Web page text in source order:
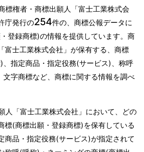
標権者・商標出願人「富士工業株式会
庁発行の254件の、商標公報データに
登録商標)の情報を提供しています。商
富士工業株式会社」が保有する、商標
、指定商品・指定役務(サービス)、称呼
字商標など、商標に関する情報を調べ
人「富士工業株式会社」において、どの
標(商標出願・登録商標)を保有している
商品・指定役務(サービス)が指定されて